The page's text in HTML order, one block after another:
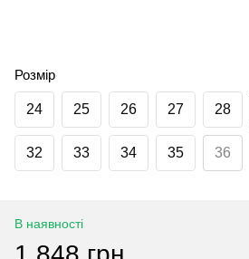
Розмір
24 25 26 27 28
32 33 34 35 36
В наявності